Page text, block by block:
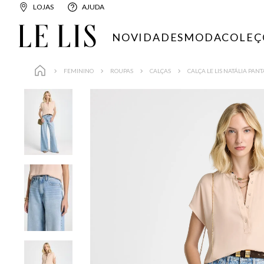
LOJAS AJUDA
NOVIDADESMODA
FEMININO ROUPAS CALÇAS CALÇA LE LIS NATÁLIA